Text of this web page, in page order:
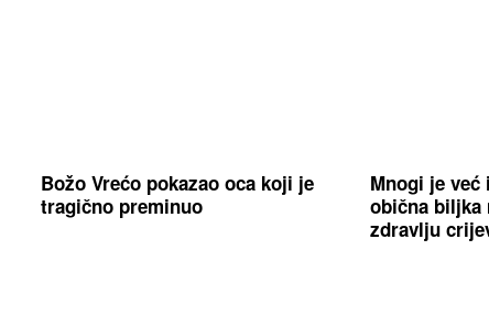
Božo Vrećo pokazao oca koji je
tragično preminuo
Mnogi je već
obična biljka
zdravlju